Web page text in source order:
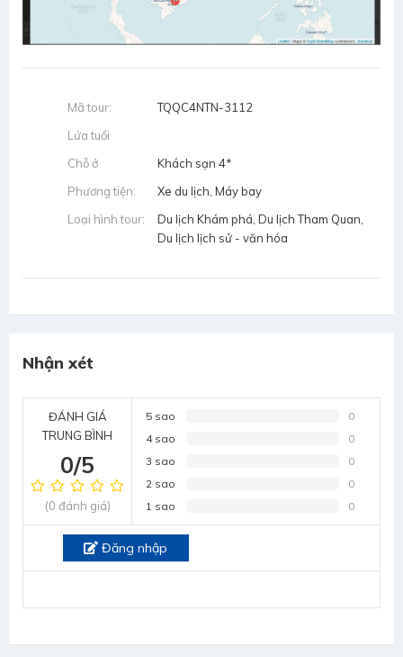
Mã tour:
TQQC4NTN-3112
Lứa tuổi
Chỗ ở
Khách sạn 4*
Phương tiện:
Xe du lịch, Máy bay
Loại hình tour:
Du lịch Khám phá, Du lịch Tham Quan,
Du lịch lịch sử - văn hóa
Nhận xét
ĐÁNH GIÁ
TRUNG BÌNH
0/5
(0 đánh giá)
5 sao
0
4 sao
0
3 sao
0
2 sao
0
1 sao
0
Đăng nhập